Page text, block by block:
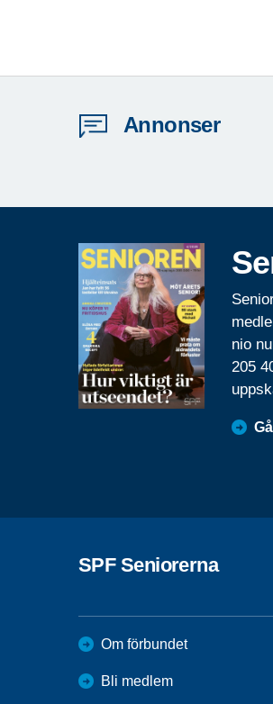
Annonser
nio
205
SPF Seniorerna
Om förbundet
Bli medlem